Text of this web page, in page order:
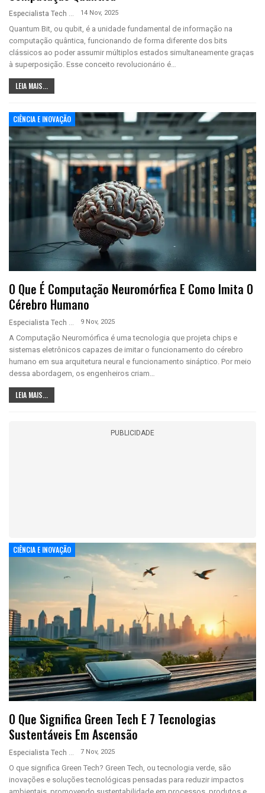
Especialista Tech 14 Nov, 2025
Quantum Bit, ou qubit, é a unidade fundamental de informação na
computação quântica, funcionando de forma diferente dos bits
clássicos ao poder assumir múltiplos estados simultaneamente graças
à superposição. Esse conceito revolucionário é…
LEIA MAIS...
CIÊNCIA E INOVAÇÃO
O Que É Computação Neuromórfica E Como Imita O
Cérebro Humano
9 Nov, 2025
A Computação Neuromórfica é uma tecnologia que projeta chips e
sistemas eletrônicos capazes de imitar o funcionamento do cérebro
humano em sua arquitetura neural e funcionamento sináptico. Por meio
dessa abordagem, os engenheiros criam…
LEIA MAIS...
PUBLICIDADE
CIÊNCIA E INOVAÇÃO
O Que Significa Green Tech E 7 Tecnologias
Sustentáveis Em Ascensão
Especialista Tech 7 Nov, 2025
O que significa Green Tech? Green Tech, ou tecnologia verde, são
inovações e soluções tecnológicas pensadas para reduzir impactos